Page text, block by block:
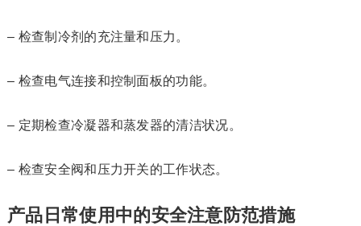
– 检查制冷剂的充注量和压力。
– 检查电气连接和控制面板的功能。
– 定期检查冷凝器和蒸发器的清洁状况。
– 检查安全阀和压力开关的工作状态。
产品日常使用中的安全注意防范措施